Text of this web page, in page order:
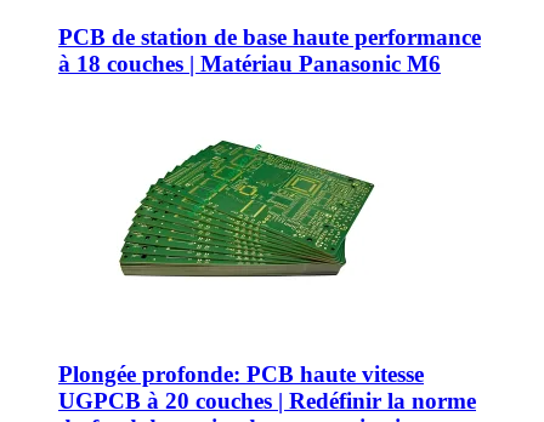
PCB de station de base haute performance
à 18 couches | Matériau Panasonic M6
Plongée profonde: PCB haute vitesse
UGPCB à 20 couches | Redéfinir la norme